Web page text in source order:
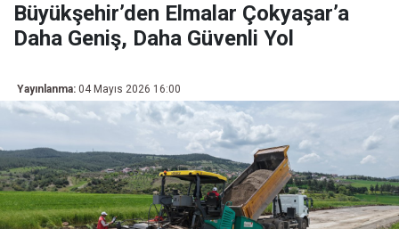
Büyükşehir’den Elmalar Çokyaşar’a
Daha Geniş, Daha Güvenli Yol
Yayınlanma: 04 Mayıs 2026 16:00